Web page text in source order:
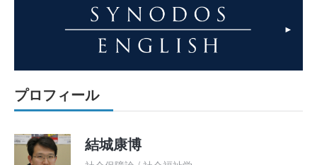
プロフィール
結城康博